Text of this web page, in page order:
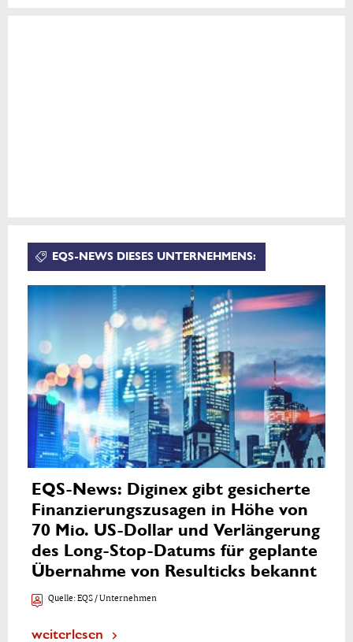
EQS-NEWS DIESES UNTERNEHMENS:
EQS-News: Diginex gibt gesicherte
Finanzierungszusagen in Höhe von
70 Mio. US-Dollar und Verlängerung
des Long-Stop-Datums für geplante
Übernahme von Resulticks bekannt
Quelle:EQS / Unternehmen
weiterlesen